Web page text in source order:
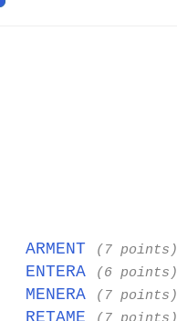
ARMENT (7 points)
ENTERA (6 points)
MENERA (7 points)